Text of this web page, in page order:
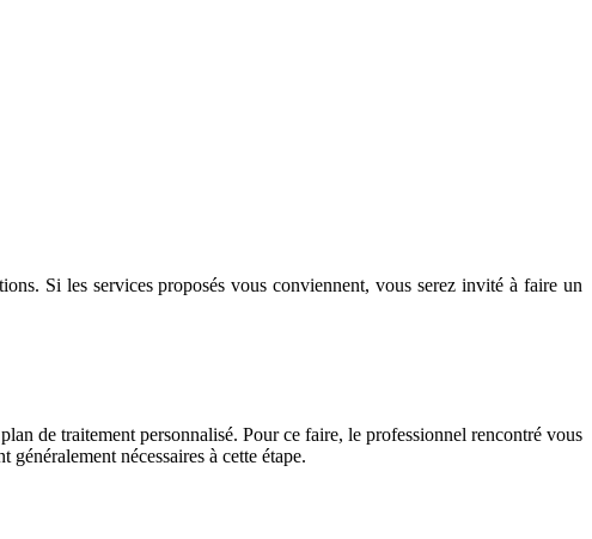
Si les services proposés vous conviennent, vous serez invité à faire un
de traitement personnalisé. Pour ce faire, le professionnel rencontré vous
nécessaires à cette étape.